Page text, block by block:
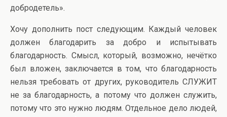
добродетель».
Хочу дополнить пост следующим. Каждый человек
должен благодарить за добро и испытывать
благодарность. Смысл, который, возможно, нечётко
был вложен, заключается в том, что благодарность
нельзя требовать от других, руководитель СЛУЖИТ
не за благодарность, а потому что должен служить,
потому что это нужно людям. Отдельное дело людей,